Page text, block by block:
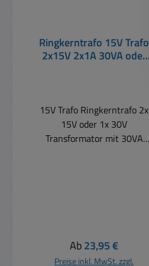
Ringkerntrafo 15V Trafo
2x15V 2x1A 30VA oder
15V Trafo Ringkerntrafo 2x
15V oder 1x 30V
Transformator mit 30VA
Ausgangsstrom: 2x 1000mA
Regulärer Preis:
Ab23,95 €
Preise inkl. MwSt. zzgl.